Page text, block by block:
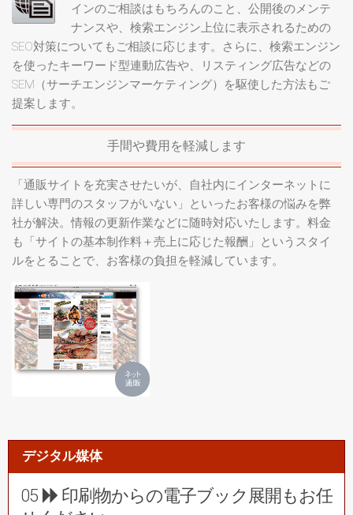
インのご相談はもちろんのこと、公開後のメンテ
ナンスや、検索エンジン上位に表示されるための
SEO対策についてもご相談に応じます。さらに、検索エンジン
を使ったキーワード型連動広告や、リスティング広告などの
SEM（サーチエンジンマーケティング）を駆使した方法もご
提案します。
手間や費用を軽減します
「通販サイトを充実させたいが、自社内にインターネットに
詳しい専門のスタッフがいない」といったお客様の悩みを弊
社が解決。情報の更新作業などに随時対応いたします。料金
も「サイトの基本制作料＋売上に応じた報酬」というスタイ
ルをとることで、お客様の負担を軽減しています。
デジタル媒体
05
印刷物からの電子ブック展開もお任